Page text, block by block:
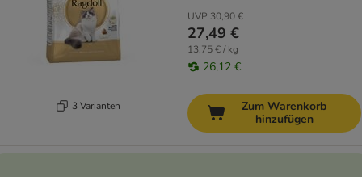
3 Varianten
UVP 30,90 €
27,49 €
13,75 € / kg
26,12 €
Zum Warenkorb
hinzufügen